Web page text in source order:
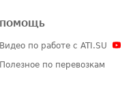
ПОМОЩЬ
Видео по работе с ATI.SU
Полезное по перевозкам